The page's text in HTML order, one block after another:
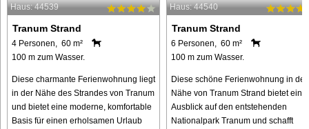
Haus: 44539
Tranum Strand
4 Personen, 60 m²
100 m zum Wasser.
Diese charmante Ferienwohnung liegt
in der Nähe des Strandes von Tranum
und bietet eine moderne, komfortable
Basis für einen erholsamen Urlaub
Haus: 44540
Tranum Strand
6 Personen, 60 m²
100 m zum Wasser.
Diese schöne Ferienwohnung in der
Nähe von Tranum Strand bietet
Ausblick auf den entstehenden
Nationalpark Tranum und schafft